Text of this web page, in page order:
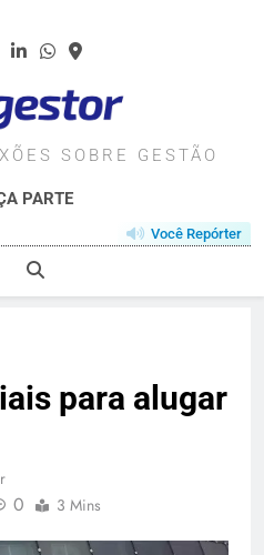
SOBRE GESTÃO
PARTE
Você Repórter
para alugar
0 3 Mins